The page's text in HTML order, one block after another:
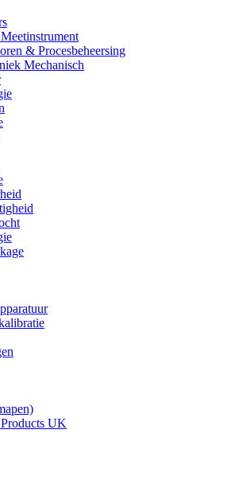
& Procesbeheersing
Mechanisch
UK